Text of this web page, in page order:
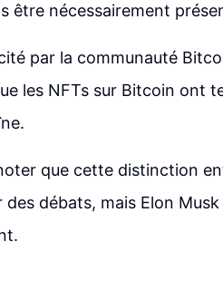
être nécessairement
par la communauté
les NFTs sur Bitcoin ont
que cette distinction
des débats, mais Elon